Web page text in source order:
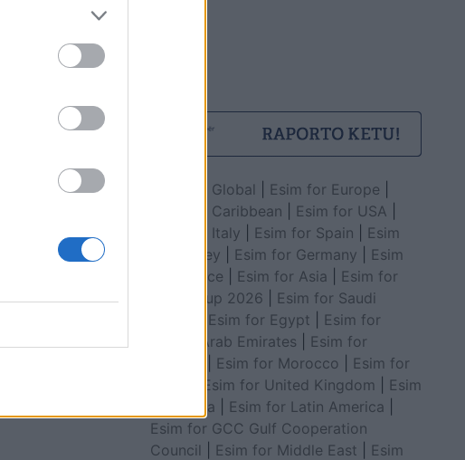
Esim for Global Esim for Europe
Esim for Caribbean
Esim for USA
Esim for Italy
Esim for Spain
Esim
for Turkey
Esim for Germany
Esim
for Greece
Esim for Asia
Esim for
World Cup 2026
Esim for Saudi
Esim for Egypt
Esim for
United Arab Emirates
Esim for
Esim for Morocco
Esim for
Esim for United Kingdom
Esim
for Africa
Esim for Latin America
Esim for GCC Gulf Cooperation
Council
Esim for Middle East
Esim